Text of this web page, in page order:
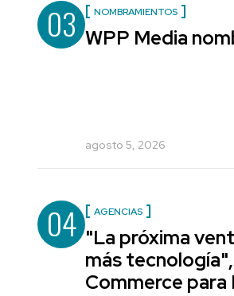
03 NOMBRAMIENTOS
WPP Media
agosto 5, 2026
04 AGENCIAS
"La próxima
más
Commerce para